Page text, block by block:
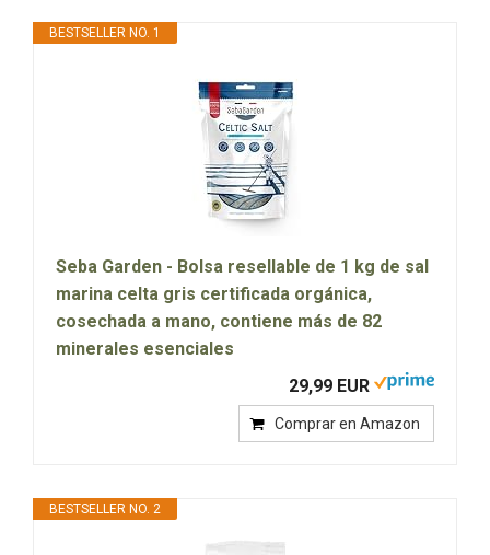
BESTSELLER NO. 1
Seba Garden - Bolsa resellable de 1 kg de sal
marina celta gris certificada orgánica,
cosechada a mano, contiene más de 82
minerales esenciales
29,99 EUR
Comprar en Amazon
BESTSELLER NO. 2